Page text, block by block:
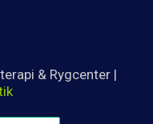
& Rygcenter |